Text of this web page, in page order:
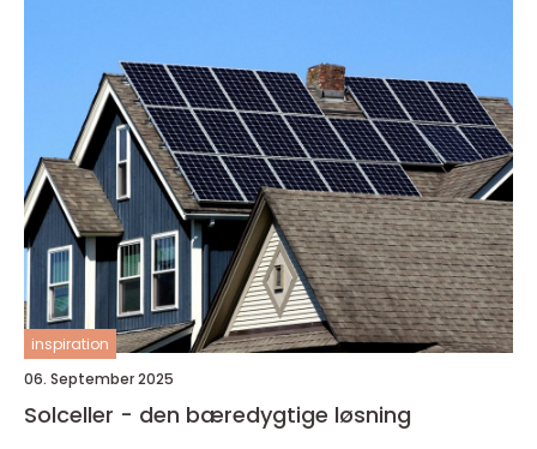
inspiration
06. September 2025
Solceller - den bæredygtige løsning